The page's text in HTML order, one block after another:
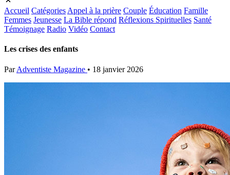
Accueil Catégories Appel à la prière Couple Éducation Famille
Femmes Jeunesse La Bible répond Réflexions Spirituelles Santé
Témoignage Radio Vidéo Contact
Les crises des enfants
Par Adventiste Magazine • 18 janvier 2026